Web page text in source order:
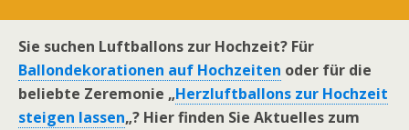
Sie suchen Luftballons zur Hochzeit? Für
Ballondekorationen auf Hochzeiten oder für die
beliebte Zeremonie „Herzluftballons zur Hochzeit
steigen lassen„? Hier finden Sie Aktuelles zum